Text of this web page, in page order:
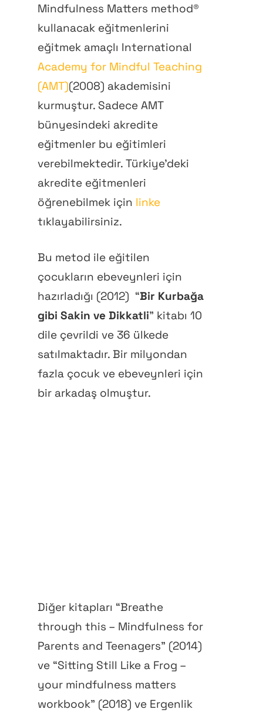
Mindfulness Matters method®
kullanacak eğitmenlerini
eğitmek amaçlı International
Academy for Mindful Teaching
(AMT)(2008) akademisini
kurmuştur. Sadece AMT
bünyesindeki akredite
eğitmenler bu eğitimleri
verebilmektedir. Türkiye’deki
akredite eğitmenleri
öğrenebilmek için linke
tıklayabilirsiniz.
Bu metod ile eğitilen
çocukların ebeveynleri için
hazırladığı (2012) “Bir Kurbağa
gibi Sakin ve Dikkatli” kitabı 10
dile çevrildi ve 36 ülkede
satılmaktadır. Bir milyondan
fazla çocuk ve ebeveynleri için
bir arkadaş olmuştur.
Diğer kitapları “Breathe
through this – Mindfulness for
Parents and Teenagers” (2014)
ve “Sitting Still Like a Frog –
your mindfulness matters
workbook” (2018) ve Ergenlik